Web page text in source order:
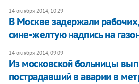
14 октября 2014, 10:29
В Москве задержали
сине-желтую надпись на
14 октября 2014, 09:09
Из московской больницы
пострадавший в аварии в